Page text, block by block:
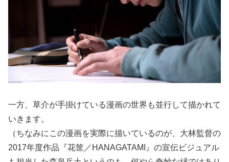
一方、草介が手掛けている漫画の世界も並行して描かれて
いきます。
（ちなみにこの漫画を実際に描いているのが、大林監督の
2017年度作品『花筐／HANAGATAMI』の宣伝ビジュアル